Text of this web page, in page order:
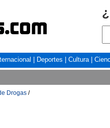
Deportes Cultura|
Drogas /